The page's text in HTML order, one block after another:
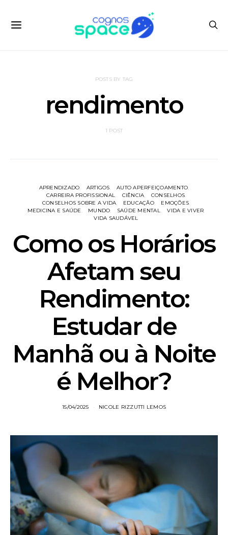
POSTS BY TAG
rendimento
1 POST
APRENDIZADO ARTIGOS
AUTO APERFEIÇOAMENTO
CARREIRA PROFISSIONAL
CIÊNCIA
CONSELHOS
CONSELHOS SOBRE A VIDA
EDUCAÇÃO
EMOÇÕES
MEDICINA E SAÚDE
MUNDO SAÚDE MENTAL
VIDA E VIVER
VIDA SAUDÁVEL
Como os Horários
Afetam seu
Rendimento:
Estudar de
Manhã ou à Noite
é Melhor?
15/04/2025 NICOLE RIZZUTTI LEMOS